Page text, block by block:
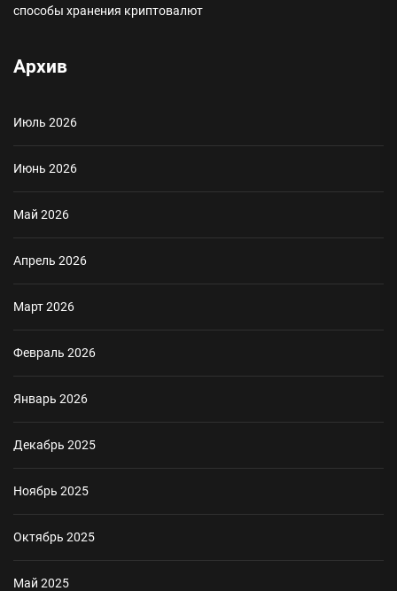
способы хранения криптовалют
Архив
Июль 2026
Июнь 2026
Май 2026
Апрель 2026
Март 2026
Февраль 2026
Январь 2026
Декабрь 2025
Ноябрь 2025
Октябрь 2025
Май 2025